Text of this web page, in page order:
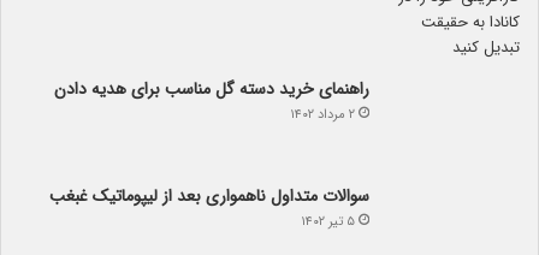
راهنمای خرید دسته گل مناسب برای هدیه دادن
۲ مرداد ۱۴۰۲
سوالات متداول ناهمواری بعد از لیپوماتیک غبغب
۵ تیر ۱۴۰۲